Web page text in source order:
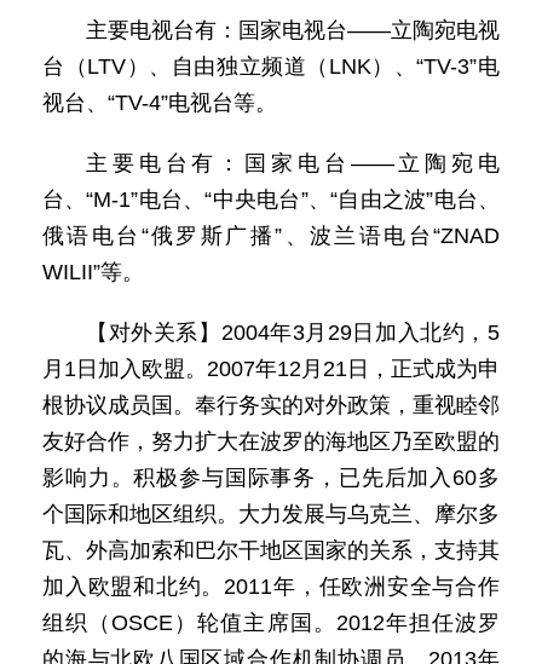
主要电视台有：国家电视台——立陶宛电视
台（LTV）、自由独立频道（LNK）、“TV-3”电
视台、“TV-4”电视台等。
主要电台有：国家电台——立陶宛电
台、“M-1”电台、“中央电台”、“自由之波”电台、
俄语电台“俄罗斯广播”、波兰语电台“ZNAD
WILII”等。
【对外关系】2004年3月29日加入北约，5
月1日加入欧盟。2007年12月21日，正式成为申
根协议成员国。奉行务实的对外政策，重视睦邻
友好合作，努力扩大在波罗的海地区乃至欧盟的
影响力。积极参与国际事务，已先后加入60多
个国际和地区组织。大力发展与乌克兰、摩尔多
瓦、外高加索和巴尔干地区国家的关系，支持其
加入欧盟和北约。2011年，任欧洲安全与合作
组织（OSCE）轮值主席国。2012年担任波罗
的海与北欧八国区域合作机制协调员。2013年